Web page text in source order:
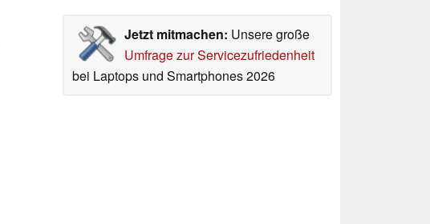
Jetzt mitmachen: Unsere große
Umfrage zur Servicezufriedenheit
bei Laptops und Smartphones 2026